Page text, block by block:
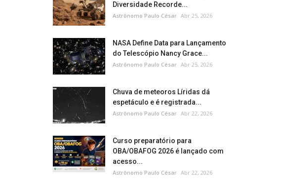
Diversidade Recorde...
Astrônomo Paulo César Abr 25, 2026
NASA Define Data para Lançamento
do Telescópio Nancy Grace...
Astrônomo Paulo César Abr 25, 2026
Chuva de meteoros Líridas dá
espetáculo e é registrada...
Astrônomo Paulo César Abr 22, 2026
Curso preparatório para
OBA/OBAFOG 2026 é lançado com
acesso...
Astrônomo Paulo César Abr 22, 2026